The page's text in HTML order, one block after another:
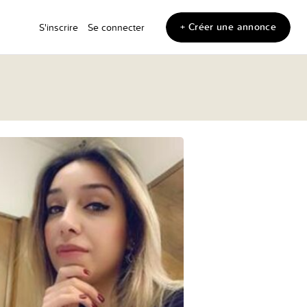
S'inscrire Se connecter + Créer une annonce